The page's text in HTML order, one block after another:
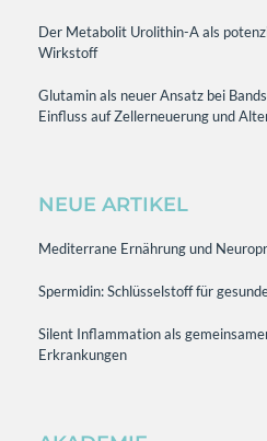
Der Metabolit Urolithin-A als
Wirkstoff
Glutamin als neuer Ansatz bei
Einfluss auf Zellerneuerung und
NEUE ARTIKEL
Mediterrane Ernährung und
Spermidin: Schlüsselstoff für
Silent Inflammation als
Erkrankungen